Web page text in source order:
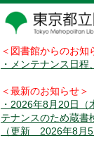
＜図書館からのお
・メンテナンス日
＜最新のお知らせ＞
・2026年8月20日
テナンスのため蔵書
（更新 2026年8月5